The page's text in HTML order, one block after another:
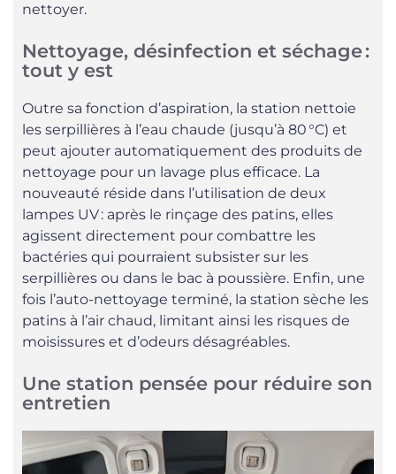
nettoyer.
Nettoyage, désinfection et séchage :
tout y est
Outre sa fonction d’aspiration, la station nettoie
les serpillières à l’eau chaude (jusqu’à 80 °C) et
peut ajouter automatiquement des produits de
nettoyage pour un lavage plus efficace. La
nouveauté réside dans l’utilisation de deux
lampes UV : après le rinçage des patins, elles
agissent directement pour combattre les
bactéries qui pourraient subsister sur les
serpillières ou dans le bac à poussière. Enfin, une
fois l’auto-nettoyage terminé, la station sèche les
patins à l’air chaud, limitant ainsi les risques de
moisissures et d’odeurs désagréables.
Une station pensée pour réduire son
entretien